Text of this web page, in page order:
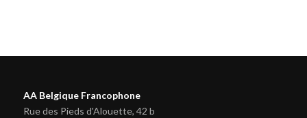
AA Belgique Francophone
Rue des Pieds d'Alouette, 42 b